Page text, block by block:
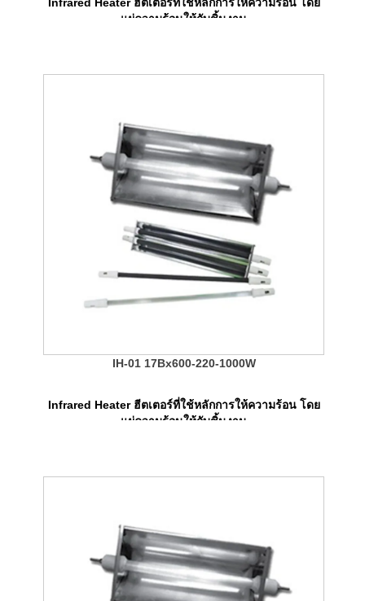
แผ่ความร้อนให้กับชิ้นงาน
IH-01 17Bx600-220-1000W
Infrared Heater ฮีตเตอร์ที่ใช้หลักการให้ความร้อน โดย
แผ่ความร้อนให้กับชิ้นงาน